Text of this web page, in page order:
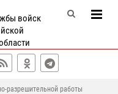
войск
разрешительной работы